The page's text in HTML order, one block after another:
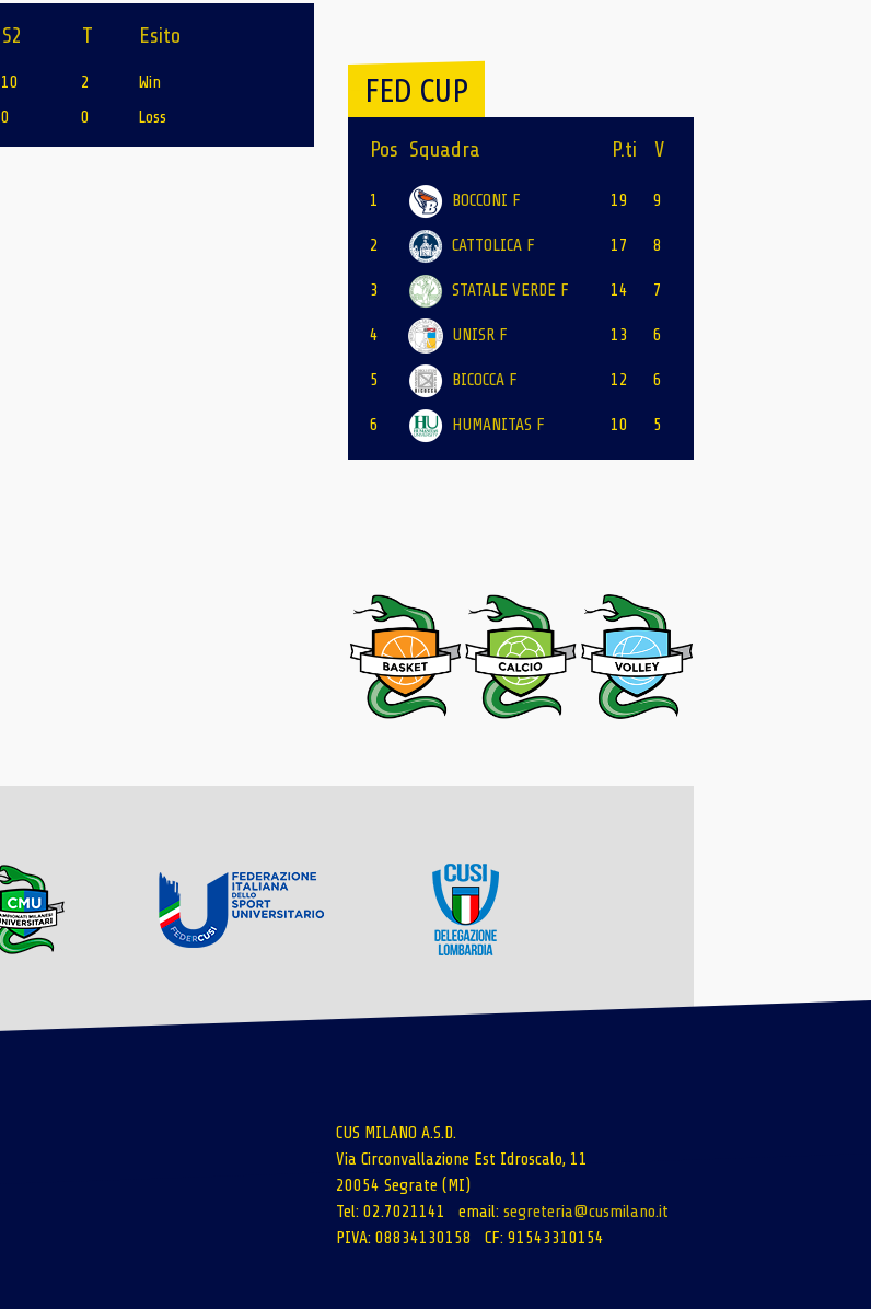
S2 T Esito
10 2
Win
0 0 Loss
FED CUP
Pos Squadra P.ti V
1 BOCCONI F 19 9
2 CATTOLICA F 17 8
3 STATALE VERDE F 14 7
4 UNISR F 13 6
5 BICOCCA F 12 6
6 HUMANITAS F 10 5
CUS MILANO A.S.D.
Via Circonvallazione Est Idroscalo, 11
20054 Segrate (MI)
Tel: 02.7021141 email: segreteria@cusmilano.it
PIVA: 08834130158 CF: 91543310154